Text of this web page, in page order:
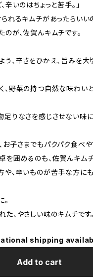
辛いのはちょっと苦手。」
れるキムチがあったらいいの
が、佐賀んキムチです。
う、辛さをひかえ、旨みを
、野菜の持つ自然な味わい
足りなさを感じさせない味
子さまでもパクパク食べや
を囲めるのも、佐賀んキムチ
や、辛いものが苦手な方にも
、やさしい味のキムチです。
shipping
Add to cart